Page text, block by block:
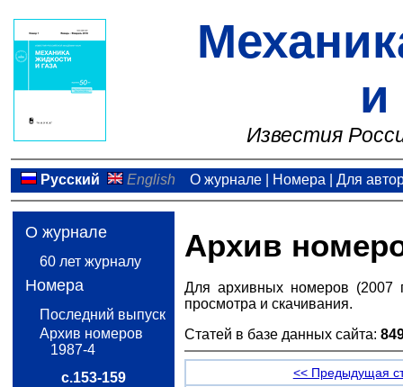
и
Известия
Русский English О журнале| Номера Для
О журнале
60 лет журналу
Номера
Последний выпуск
Архив номеров
1987-4
с.153-159
Архив
Для архивных номеров (2007
просмотра и скачивания.
Статей в базе данных сайта:
<< Предыдущая